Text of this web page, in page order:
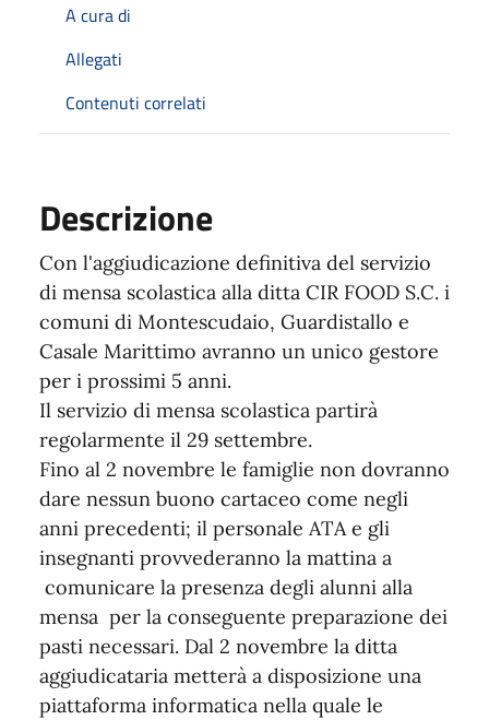
A cura di
Allegati
Contenuti correlati
Descrizione
Con l'aggiudicazione definitiva del servizio
di mensa scolastica alla ditta CIR FOOD S.C. i
comuni di Montescudaio, Guardistallo e
Casale Marittimo avranno un unico gestore
per i prossimi 5 anni.
Il servizio di mensa scolastica partirà
regolarmente il 29 settembre.
Fino al 2 novembre le famiglie non dovranno
dare nessun buono cartaceo come negli
anni precedenti; il personale ATA e gli
insegnanti provvederanno la mattina a
comunicare la presenza degli alunni alla
mensa per la conseguente preparazione dei
pasti necessari. Dal 2 novembre la ditta
aggiudicataria metterà a disposizione una
piattaforma informatica nella quale le